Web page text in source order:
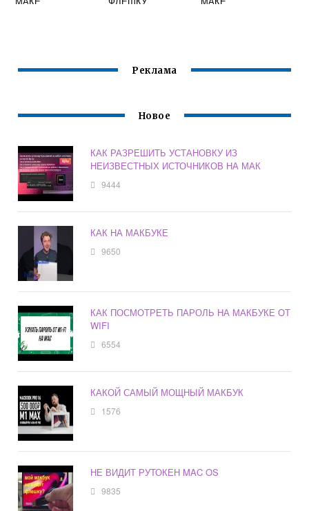
Реклама
Новое
КАК РАЗРЕШИТЬ УСТАНОВКУ ИЗ
НЕИЗВЕСТНЫХ ИСТОЧНИКОВ НА МАК
9444
КАК НА МАКБУКЕ
9650
КАК ПОСМОТРЕТЬ ПАРОЛЬ НА МАКБУКЕ ОТ
WIFI
6554
КАКОЙ САМЫЙ МОЩНЫЙ МАКБУК
1576
НЕ ВИДИТ РУТОКЕН MAC OS
9835